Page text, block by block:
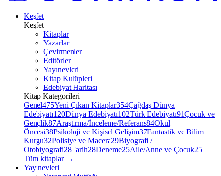
Keşfet
Keşfet
Kitaplar
Yazarlar
Çevirmenler
Editörler
Yayınevleri
Kitap Kulüpleri
Edebiyat Haritası
Kitap Kategorileri
Genel475Yeni Çıkan Kitaplar354Çağdaş Dünya
Edebiyatı120Dünya Edebiyatı102Türk Edebiyatı91Çocuk ve
Gençlik87Araştırma/İnceleme/Referans84Okul
Öncesi38Psikoloji ve Kişisel Gelişim37Fantastik ve Bilim
Kurgu32Polisiye ve Macera29Biyografi /
Otobiyografi28Tarih28Deneme25Aile/Anne ve Çocuk25
Tüm kitaplar →
Yayınevleri